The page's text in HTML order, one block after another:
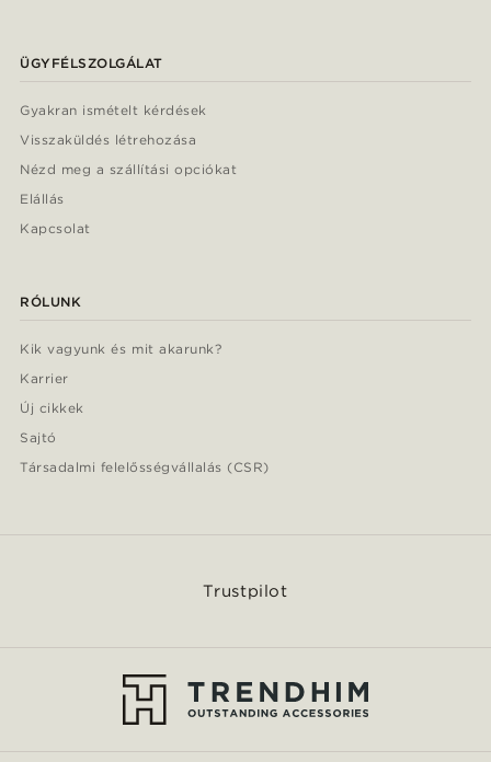
ÜGYFÉLSZOLGÁLAT
Gyakran ismételt kérdések
Visszaküldés létrehozása
Nézd meg a szállítási opciókat
Elállás
Kapcsolat
RÓLUNK
Kik vagyunk és mit akarunk?
Karrier
Új cikkek
Sajtó
Társadalmi felelősségvállalás (CSR)
Trustpilot